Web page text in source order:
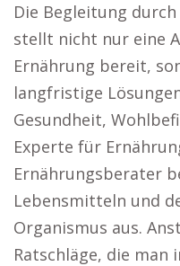
Die Begleitung
stellt nicht nur eine
Ernährung bereit,
langfristige
Gesundheit,
Experte für
Ernährungsberater
Lebensmitteln und
Organismus aus.
Ratschläge, die